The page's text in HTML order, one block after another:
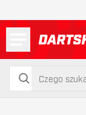
szukaj
szukaj